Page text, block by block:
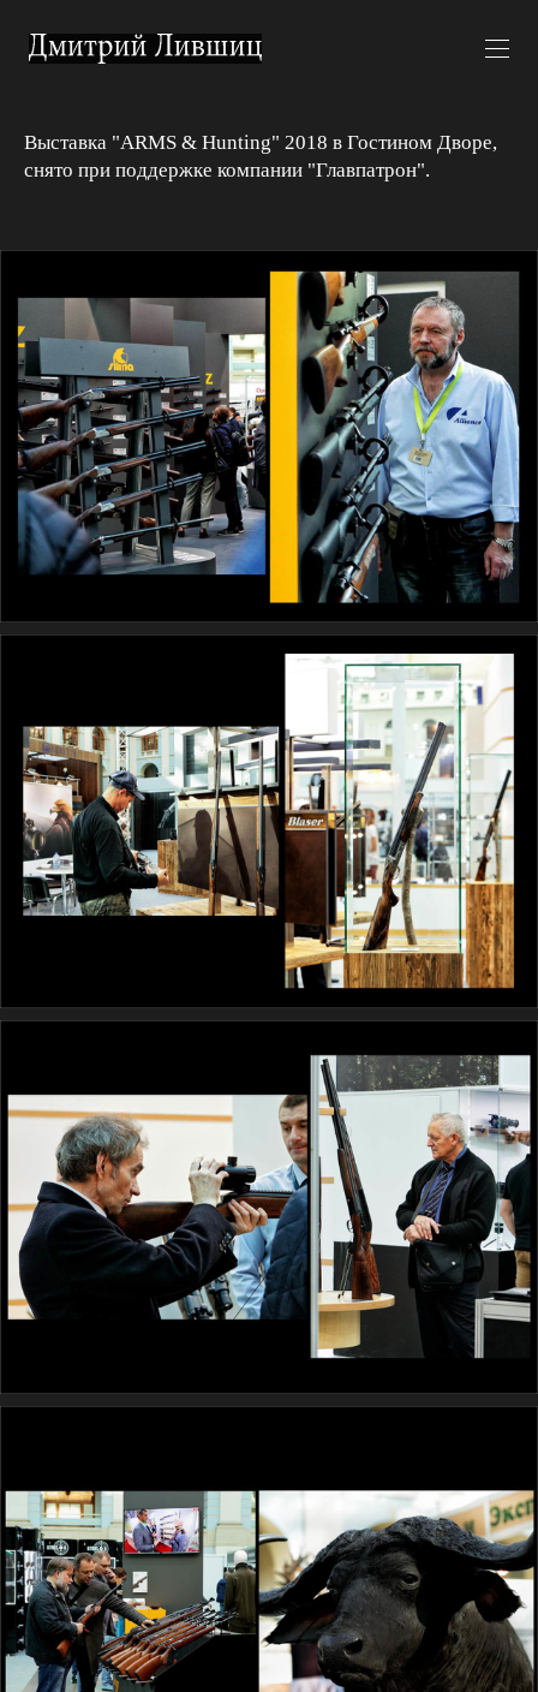
Выставка "ARMS & Hunting" 2018 в Гостином Дворе,
снято при поддержке компании "Главпатрон".